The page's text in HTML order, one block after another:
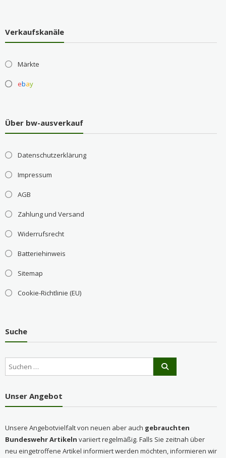
Verkaufskanäle
Märkte
ebay
Über bw-ausverkauf
Datenschutzerklärung
Impressum
AGB
Zahlung und Versand
Widerrufsrecht
Batteriehinweis
Sitemap
Cookie-Richtlinie (EU)
Suche
Unser Angebot
Unsere Angebotvielfalt von neuen aber auch gebrauchten
Bundeswehr Artikeln variiert regelmäßig. Falls Sie zeitnah über
neu eingetroffene Artikel informiert werden möchten, informieren wir